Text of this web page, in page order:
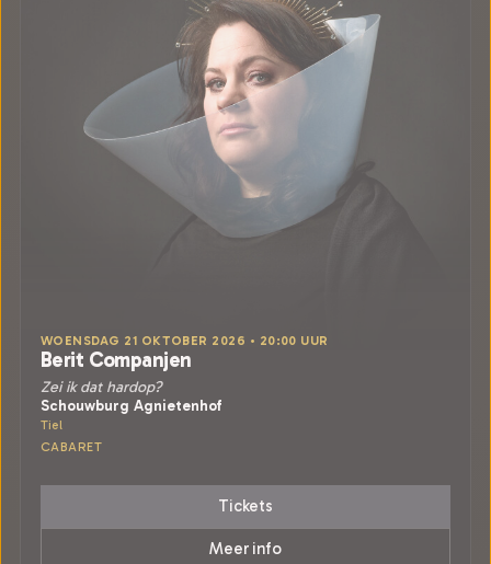
WOENSDAG 21 OKTOBER 2026 • 20:00 UUR
Berit Companjen
Zei ik dat hardop?
Schouwburg Agnietenhof
Tiel
CABARET
Tickets
Meer info